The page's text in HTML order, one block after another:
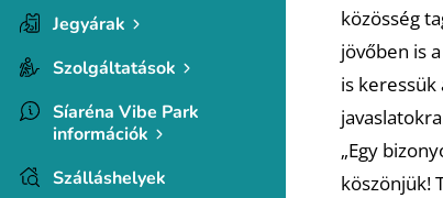
Jegyárak
Szolgáltatások
Síaréna Vibe Park
információk
Szálláshelyek
közösség
jövőben is
is
„Egy
köszönjük!